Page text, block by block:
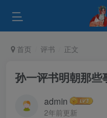
首页 评书 正文
孙一评书明朝那
admin
2年前更新